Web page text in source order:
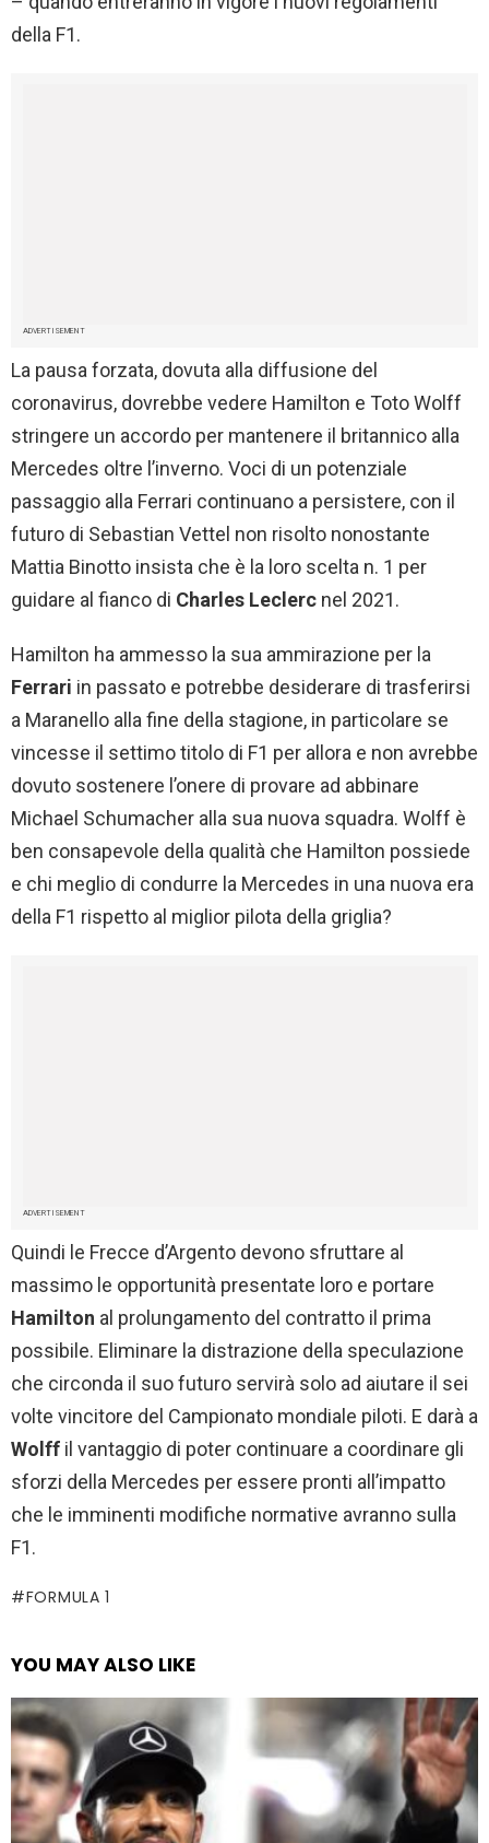
della F1.
ADVERTISEMENT
La pausa forzata, dovuta alla diffusione del
coronavirus, dovrebbe vedere Hamilton e Toto Wolff
stringere un accordo per mantenere il britannico alla
Mercedes oltre l’inverno. Voci di un potenziale
passaggio alla Ferrari continuano a persistere, con il
futuro di Sebastian Vettel non risolto nonostante
Mattia Binotto insista che è la loro scelta n. 1 per
guidare al fianco di Charles Leclerc nel 2021.
Hamilton ha ammesso la sua ammirazione per la
Ferrari in passato e potrebbe desiderare di trasferirsi
a Maranello alla fine della stagione, in particolare se
vincesse il settimo titolo di F1 per allora e non avrebbe
dovuto sostenere l’onere di provare ad abbinare
Michael Schumacher alla sua nuova squadra. Wolff è
ben consapevole della qualità che Hamilton possiede
e chi meglio di condurre la Mercedes in una nuova era
della F1 rispetto al miglior pilota della griglia?
ADVERTISEMENT
Quindi le Frecce d’Argento devono sfruttare al
massimo le opportunità presentate loro e portare
Hamilton al prolungamento del contratto il prima
possibile. Eliminare la distrazione della speculazione
che circonda il suo futuro servirà solo ad aiutare il sei
volte vincitore del Campionato mondiale piloti. E darà a
Wolff il vantaggio di poter continuare a coordinare gli
sforzi della Mercedes per essere pronti all’impatto
che le imminenti modifiche normative avranno sulla
F1.
FORMULA 1
YOU MAY ALSO LIKE